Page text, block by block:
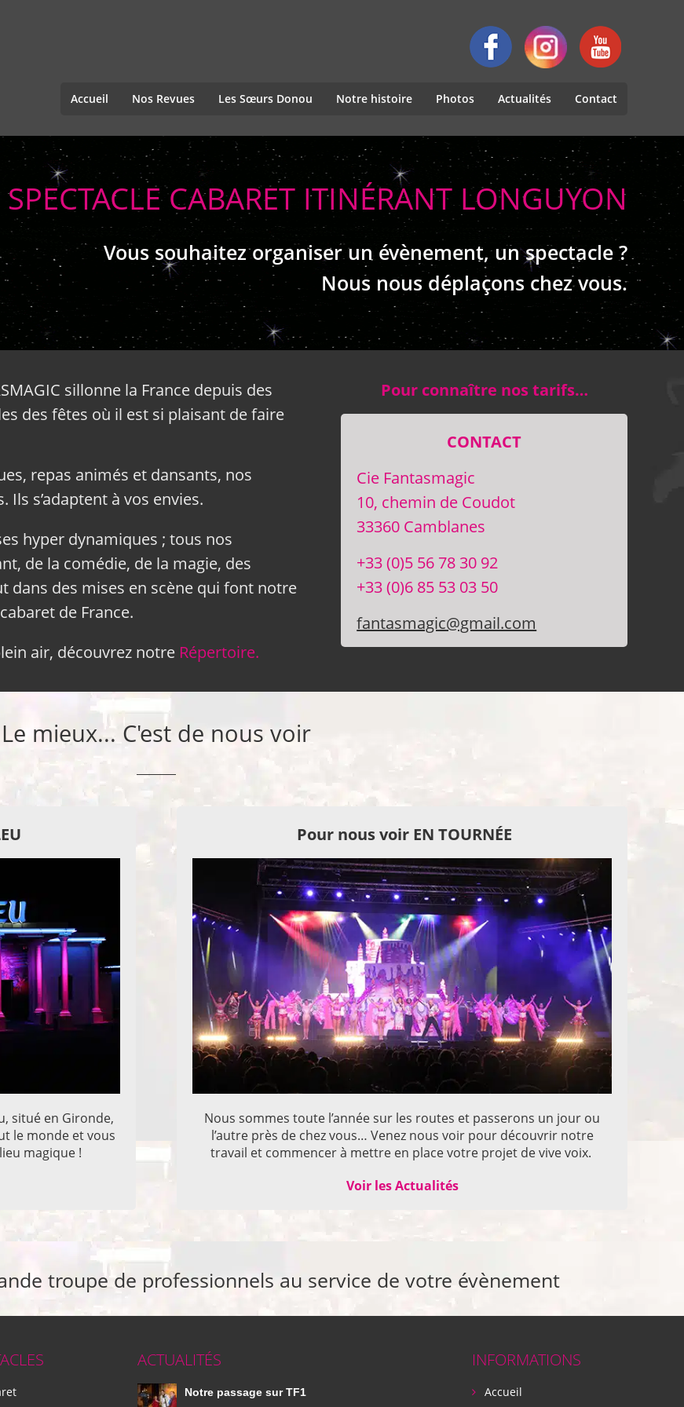
Accueil Nos Revues Les Sœurs Donou Notre histoire Photos Actualités Contact
SPECTACLE CABARET ITINÉRANT LONGUYON
Vous souhaitez organiser un évènement, un spectacle ?
Nous nous déplaçons chez vous.
sillonne la France depuis des
des fêtes où il est si plaisant de faire
repas animés et dansants, nos
s’adaptent à vos envies.
hyper dynamiques ; tous nos
de la comédie, de la magie, des
dans des mises en scène qui font notre
de France.
air, découvrez notre Répertoire.
Pour connaître nos tarifs…
CONTACT
Cie Fantasmagic
10, chemin de Coudot
33360 Camblanes
+33 (0)5 56 78 30 92
+33 (0)6 85 53 03 50
fantasmagic@gmail.com
Le mieux... C'est de nous voir
situé en Gironde,
le monde et vous
magique !
Pour nous voir EN TOURNÉE
Nous sommes toute l’année sur les routes et passerons un jour ou
l’autre près de chez vous… Venez nous voir pour découvrir notre
travail et commencer à mettre en place votre projet de vive voix.
Voir les Actualités
troupe de professionnels au service de votre évènement
ACTUALITÉS
Notre passage sur TF1
INFORMATIONS
Accueil